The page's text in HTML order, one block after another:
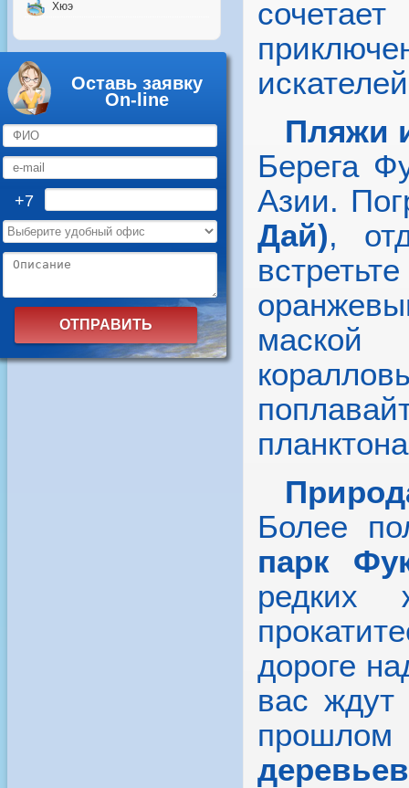
Хюэ
Оставь заявку
On-line
+7
Пляжи
Берега
Азии.
Дай),
маской
Более
парк
редких
дороге
вас ждут
деревьев